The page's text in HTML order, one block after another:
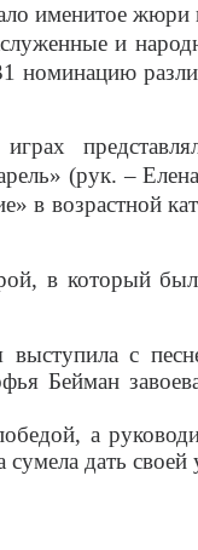
именитое жюри
и
номинацию
(рук. –
в возрастной
в который
с
Бейман
а
дать своей